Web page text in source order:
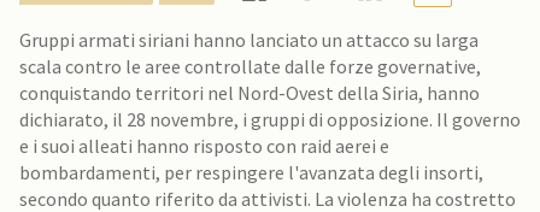
Gruppi armati siriani hanno lanciato un attacco su larga
scala contro le aree controllate dalle forze governative,
conquistando territori nel Nord-Ovest della Siria, hanno
dichiarato, il 28 novembre, i gruppi di opposizione. Il governo
e i suoi alleati hanno risposto con raid aerei e
bombardamenti, per respingere l'avanzata degli insorti,
secondo quanto riferito da attivisti. La violenza ha costretto